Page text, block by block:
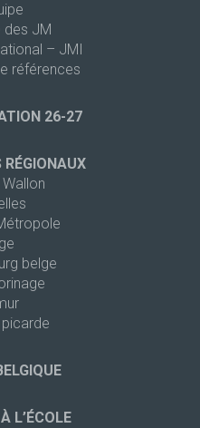
des JM
– JMI
références
26-27
RÉGIONAUX
belge
L’ÉCOLE